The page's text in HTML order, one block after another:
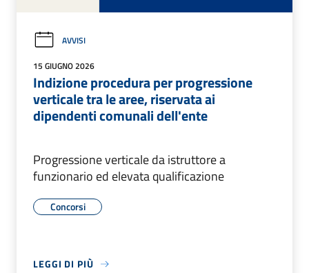
AVVISI
15 GIUGNO 2026
Indizione procedura per progressione
verticale tra le aree, riservata ai
dipendenti comunali dell'ente
Progressione verticale da istruttore a
funzionario ed elevata qualificazione
Concorsi
LEGGI DI PIÙ